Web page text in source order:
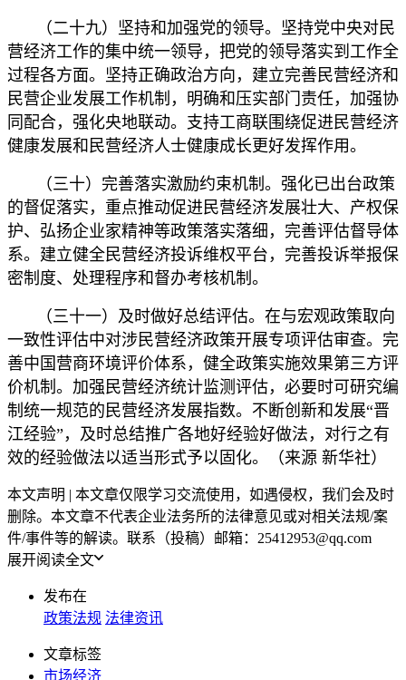
（二十九）坚持和加强党的领导。坚持党中央对民
营经济工作的集中统一领导，把党的领导落实到工作全
过程各方面。坚持正确政治方向，建立完善民营经济和
民营企业发展工作机制，明确和压实部门责任，加强协
同配合，强化央地联动。支持工商联围绕促进民营经济
健康发展和民营经济人士健康成长更好发挥作用。
（三十）完善落实激励约束机制。强化已出台政策
的督促落实，重点推动促进民营经济发展壮大、产权保
护、弘扬企业家精神等政策落实落细，完善评估督导体
系。建立健全民营经济投诉维权平台，完善投诉举报保
密制度、处理程序和督办考核机制。
（三十一）及时做好总结评估。在与宏观政策取向
一致性评估中对涉民营经济政策开展专项评估审查。完
善中国营商环境评价体系，健全政策实施效果第三方评
价机制。加强民营经济统计监测评估，必要时可研究编
制统一规范的民营经济发展指数。不断创新和发展“晋
江经验”，及时总结推广各地好经验好做法，对行之有
效的经验做法以适当形式予以固化。（来源 新华社）
本文声明 | 本文章仅限学习交流使用，如遇侵权，我们会及时
删除。本文章不代表企业法务所的法律意见或对相关法规/案
件/事件等的解读。联系（投稿）邮箱：25412953@qq.com
展开阅读全文
发布在
政策法规 法律资讯
文章标签
市场经济